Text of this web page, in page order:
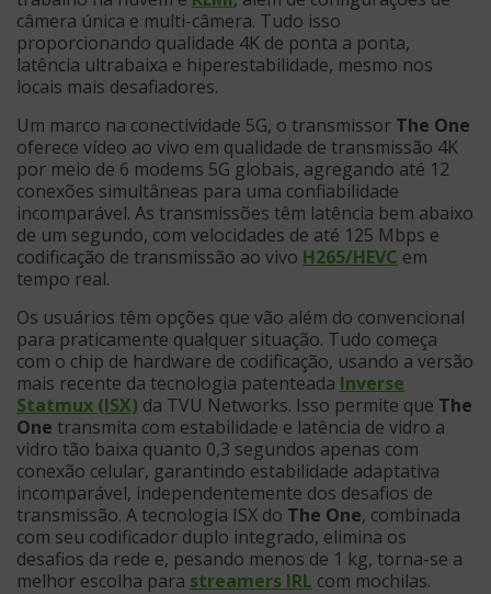
câmera única e multi-câmera. Tudo isso
proporcionando qualidade 4K de ponta a ponta,
latência ultrabaixa e hiperestabilidade, mesmo nos
locais mais desafiadores.
Um marco na conectividade 5G, o transmissor The One
oferece vídeo ao vivo em qualidade de transmissão 4K
por meio de 6 modems 5G globais, agregando até 12
conexões simultâneas para uma confiabilidade
incomparável. As transmissões têm latência bem abaixo
de um segundo, com velocidades de até 125 Mbps e
codificação de transmissão ao vivo H265/HEVC em
tempo real.
Os usuários têm opções que vão além do convencional
para praticamente qualquer situação. Tudo começa
com o chip de hardware de codificação, usando a versão
mais recente da tecnologia patenteada Inverse
Statmux (ISX) da TVU Networks. Isso permite que The
One transmita com estabilidade e latência de vidro a
vidro tão baixa quanto 0,3 segundos apenas com
conexão celular, garantindo estabilidade adaptativa
incomparável, independentemente dos desafios de
transmissão. A tecnologia ISX do The One, combinada
com seu codificador duplo integrado, elimina os
desafios da rede e, pesando menos de 1 kg, torna-se a
melhor escolha para streamers IRL com mochilas.